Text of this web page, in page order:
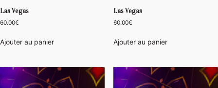
Las Vegas
60.00€
Ajouter au panier
Las Vegas
60.00€
Ajouter au panier